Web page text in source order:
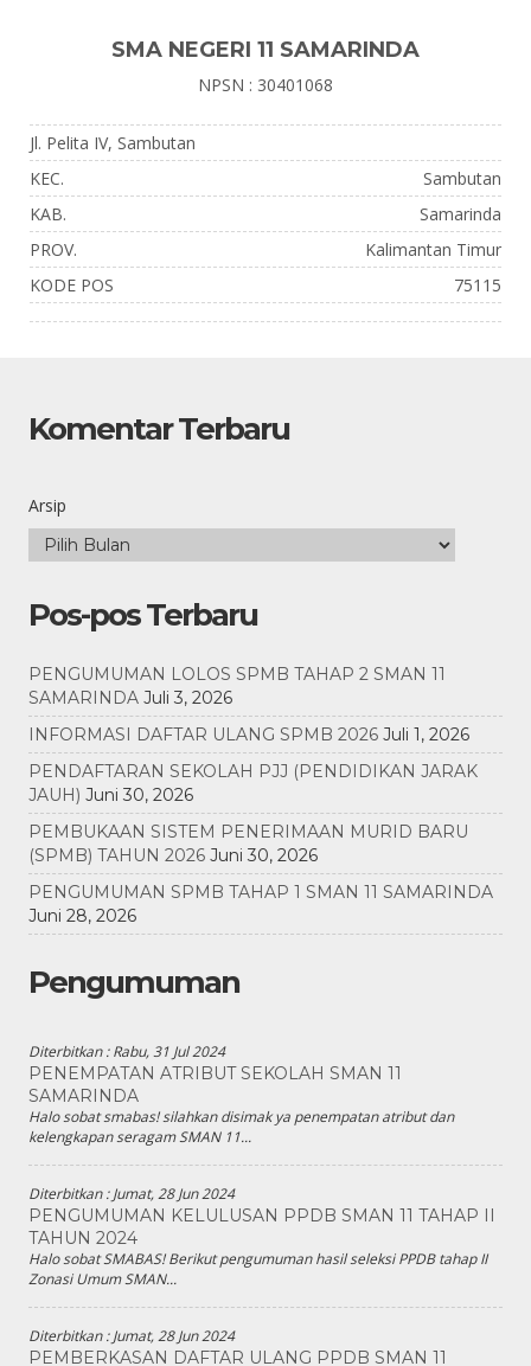
SMA NEGERI 11 SAMARINDA
NPSN : 30401068
Jl. Pelita IV, Sambutan
KEC.
Sambutan
KAB.
Samarinda
PROV.
Kalimantan Timur
KODE POS
75115
Komentar Terbaru
Arsip
Pos-pos Terbaru
PENGUMUMAN LOLOS SPMB TAHAP 2 SMAN 11
SAMARINDA Juli 3, 2026
INFORMASI DAFTAR ULANG SPMB 2026 Juli 1, 2026
PENDAFTARAN SEKOLAH PJJ (PENDIDIKAN JARAK
JAUH) Juni 30, 2026
PEMBUKAAN SISTEM PENERIMAAN MURID BARU
(SPMB) TAHUN 2026 Juni 30, 2026
PENGUMUMAN SPMB TAHAP 1 SMAN 11 SAMARINDA
Juni 28, 2026
Pengumuman
Diterbitkan :Rabu, 31 Jul 2024
PENEMPATAN ATRIBUT SEKOLAH SMAN 11
SAMARINDA
Halo sobat smabas! silahkan disimak ya penempatan atribut dan
kelengkapan seragam SMAN 11...
Diterbitkan :Jumat, 28 Jun 2024
PENGUMUMAN KELULUSAN PPDB SMAN 11 TAHAP II
TAHUN 2024
Halo sobat SMABAS! Berikut pengumuman hasil seleksi PPDB tahap II
Zonasi Umum SMAN...
Diterbitkan :Jumat, 28 Jun 2024
PEMBERKASAN DAFTAR ULANG PPDB SMAN 11